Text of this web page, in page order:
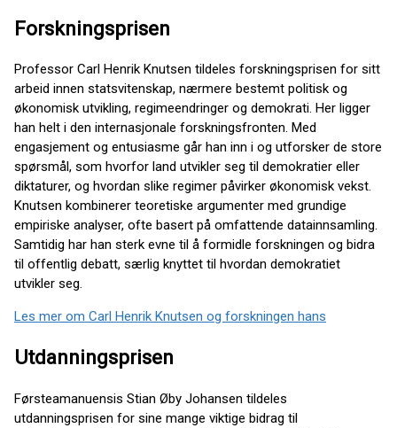
Forskningsprisen
Professor Carl Henrik Knutsen tildeles forskningsprisen for sitt
arbeid innen statsvitenskap, nærmere bestemt politisk og
økonomisk utvikling, regimeendringer og demokrati. Her ligger
han helt i den internasjonale forskningsfronten. Med
engasjement og entusiasme går han inn i og utforsker de store
spørsmål, som hvorfor land utvikler seg til demokratier eller
diktaturer, og hvordan slike regimer påvirker økonomisk vekst.
Knutsen kombinerer teoretiske argumenter med grundige
empiriske analyser, ofte basert på omfattende datainnsamling.
Samtidig har han sterk evne til å formidle forskningen og bidra
til offentlig debatt, særlig knyttet til hvordan demokratiet
utvikler seg.
Les mer om Carl Henrik Knutsen og forskningen hans
Utdanningsprisen
Førsteamanuensis Stian Øby Johansen tildeles
utdanningsprisen for sine mange viktige bidrag til